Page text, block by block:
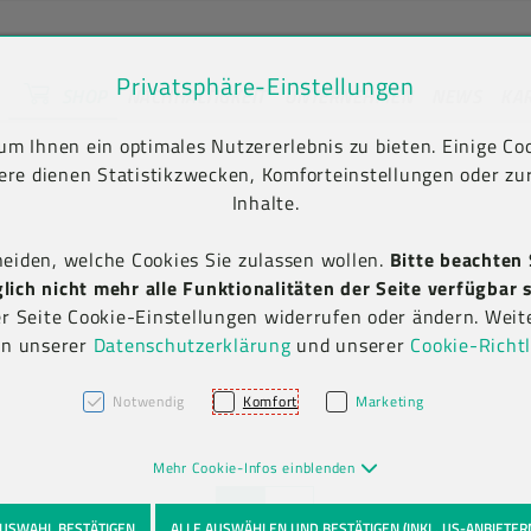
springen [AK + 2]
[AK + 5]
NACHHALTIGKEIT UNTERNEHMEN
Privatsphäre-Einstellungen
Ihnen ein optimales Nutzererlebnis zu bieten. Einige
dienen Statistikzwecken, Komforteinstellungen oder
Inhalte.
welche Cookies Sie zulassen wollen. Bitte beachten
nicht mehr alle Funktionalitäten der Seite verfügbar
Seite Cookie-Einstellungen widerrufen oder ändern.
unserer Datenschutzerklärung und unserer Cookie-
Notwendig Komfort Marketing
Mehr Cookie-Infos einblenden